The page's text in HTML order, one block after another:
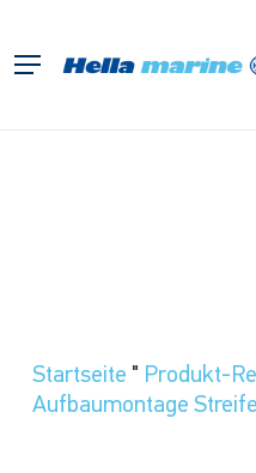
springen
Menü
Startseite " Produkt-
Aufbaumontage